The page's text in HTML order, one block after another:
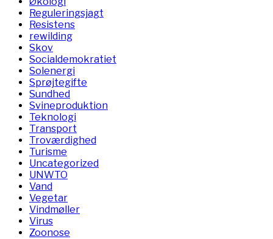
Reguleringsjagt
Resistens
rewilding
Skov
Socialdemokratiet
Solenergi
Sprøjtegifte
Sundhed
Svineproduktion
Teknologi
Transport
Troværdighed
Turisme
Uncategorized
UNWTO
Vand
Vegetar
Vindmøller
Virus
Zoonose